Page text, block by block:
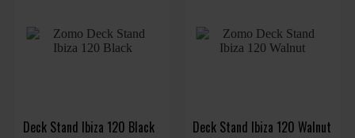
Deck Stand Ibiza 120 Black Deck Stand Ibiza 120 Walnut